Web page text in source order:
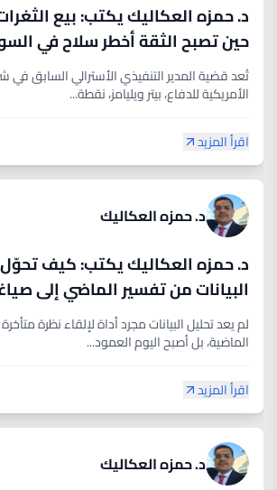
د. حمزه العكاليك يكتب: بيع
حين تصبح الثقة أخطر سلاح في
الرقمية
الأمريكية للدفاع، بيتر ويليامز، نقطة...
اقرأ المزيد
د. حمزه العكاليك
د. حمزه العكاليك يكتب: كيف
البيانات من تفسير الماضي إلى
لم يعد تحليل البيانات مجرد أداة لإلقاء نظرة
الماضية، بل أصبح اليوم العمود...
اقرأ المزيد
د. حمزه العكاليك